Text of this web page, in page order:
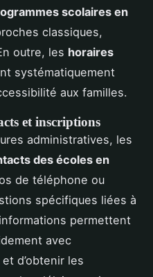
scolaires en
classiques,
outre, les horaires
systématiquement
aux familles.
et inscriptions
administratives, les
des écoles en
de téléphone ou
spécifiques liées à
permettent
avec
d’obtenir les